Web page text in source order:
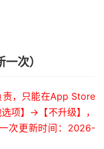
次）
责，只能在App Store
项】->【不升级】，
次更新时间：2026-